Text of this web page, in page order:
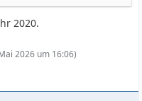
2020.
2026 um 16:06)